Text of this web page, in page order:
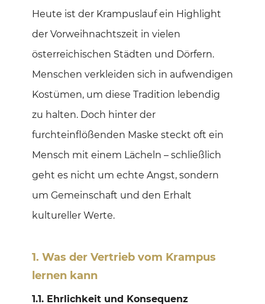
Heute ist der Krampuslauf ein Highlight
der Vorweihnachtszeit in vielen
österreichischen Städten und Dörfern.
Menschen verkleiden sich in aufwendigen
Kostümen, um diese Tradition lebendig
zu halten. Doch hinter der
furchteinflößenden Maske steckt oft ein
Mensch mit einem Lächeln – schließlich
geht es nicht um echte Angst, sondern
um Gemeinschaft und den Erhalt
kultureller Werte.
1. Was der Vertrieb vom Krampus
lernen kann
1.1. Ehrlichkeit und Konsequenz